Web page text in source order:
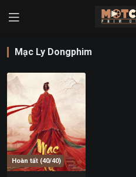
Mạc Ly Dongphim
Hoàn tất (40/40)